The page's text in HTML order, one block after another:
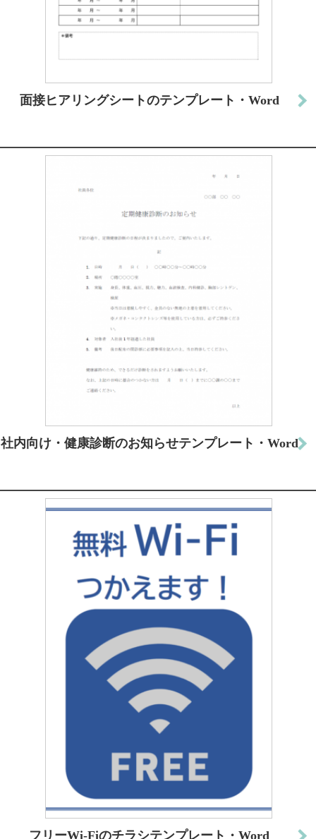
面接ヒアリングシートのテンプレート・Word
社内向け・健康診断のお知らせテンプレート・Word
フリーWi-Fiのチラシテンプレート・Word